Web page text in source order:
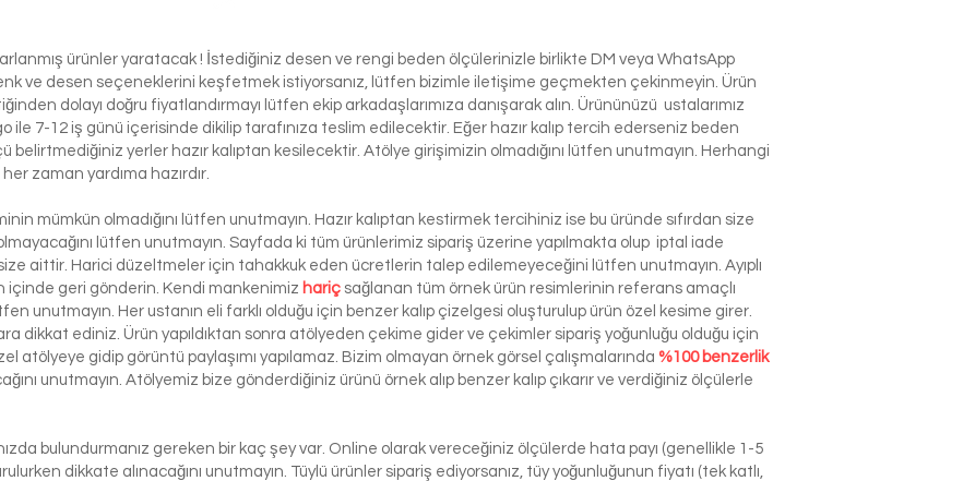
ürünler yaratacak ! İstediğiniz desen ve rengi beden ölçülerinizle birlikte DM veya WhatsApp
ve desen seçeneklerini keşfetmek istiyorsanız, lütfen bizimle iletişime geçmekten çekinmeyin. Ürün
dolayı doğru fiyatlandırmayı lütfen ekip arkadaşlarımıza danışarak alın. Ürününüzü ustalarımız
ile 7-12 iş günü içerisinde dikilip tarafınıza teslim edilecektir. Eğer hazır kalıp tercih ederseniz beden
belirtmediğiniz yerler hazır kalıptan kesilecektir. Atölye girişimizin olmadığını lütfen unutmayın. Herhangi
zaman yardıma hazırdır.
mümkün olmadığını lütfen unutmayın. Hazır kalıptan kestirmek tercihiniz ise bu üründe sıfırdan size
lütfen unutmayın. Sayfada ki tüm ürünlerimiz sipariş üzerine yapılmakta olup iptal iade
aittir. Harici düzeltmeler için tahakkuk eden ücretlerin talep edilemeyeceğini lütfen unutmayın. Ayıplı
içinde geri gönderin. Kendi mankenimiz hariç sağlanan tüm örnek ürün resimlerinin referans amaçlı
unutmayın. Her ustanın eli farklı olduğu için benzer kalıp çizelgesi oluşturulup ürün özel kesime girer.
dikkat ediniz. Ürün yapıldıktan sonra atölyeden çekime gider ve çekimler sipariş yoğunluğu olduğu için
atölyeye gidip görüntü paylaşımı yapılamaz. Bizim olmayan örnek görsel çalışmalarında %100 benzerlik
unutmayın. Atölyemiz bize gönderdiğiniz ürünü örnek alıp benzer kalıp çıkarır ve verdiğiniz ölçülerle
bulundurmanız gereken bir kaç şey var. Online olarak vereceğiniz ölçülerde hata payı (genellikle 1-5
dikkate alınacağını unutmayın. Tüylü ürünler sipariş ediyorsanız, tüy yoğunluğunun fiyatı (tek katlı,